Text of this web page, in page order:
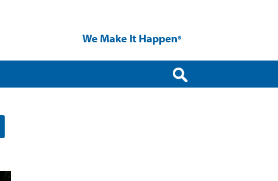
We Make It Happen®